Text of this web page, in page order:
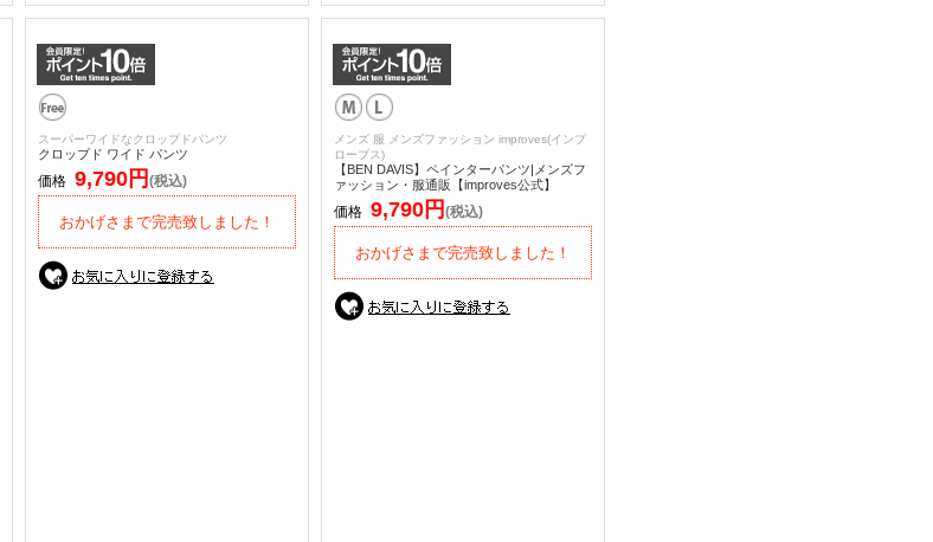
スーパーワイドなクロップドパンツ
クロップド ワイド パンツ
価格 9,790円 (税込)
おかげさまで完売致しました！
メンズ 服 メンズファッション improves(インプ
ローブス)
【BEN DAVIS】ペインターパンツ|メンズフ
ァッション・服通販【improves公式】
価格 9,790円 (税込)
おかげさまで完売致しました！